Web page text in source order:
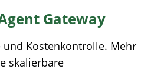
Gateway
und Kostenkontrolle. Mehr
skalierbare